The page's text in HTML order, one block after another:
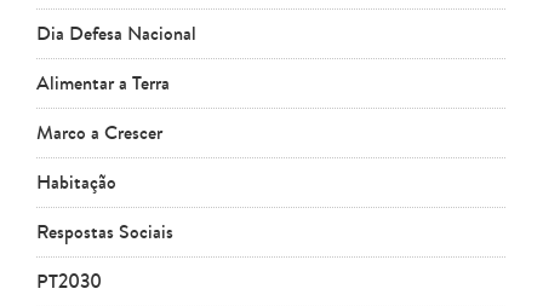
Dia Defesa Nacional
Alimentar a Terra
Marco a Crescer
Habitação
Respostas Sociais
PT2030